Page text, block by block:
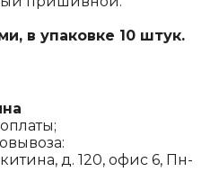
в упаковке 10 штук.
д. 120, офис 6, Пн-